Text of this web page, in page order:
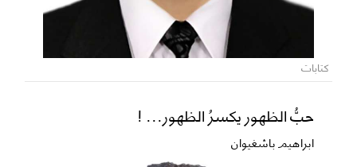
كتابات
حبُّ الظهور يكسرُ الظهور... !
ابراهيم باشغيوان